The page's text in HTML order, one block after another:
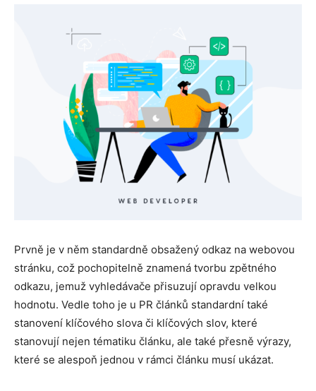
Prvně je v něm standardně obsažený odkaz na webovou
stránku, což pochopitelně znamená tvorbu zpětného
odkazu, jemuž vyhledávače přisuzují opravdu velkou
hodnotu. Vedle toho je u PR článků standardní také
stanovení klíčového slova či klíčových slov, které
stanovují nejen tématiku článku, ale také přesně výrazy,
které se alespoň jednou v rámci článku musí ukázat.